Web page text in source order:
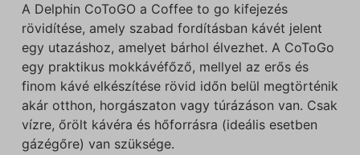
A Delphin CoToGO a Coffee to go kifejezés
rövidítése, amely szabad fordításban kávét jelent
egy utazáshoz, amelyet bárhol élvezhet. A CoToGo
egy praktikus mokkávéfőző, mellyel az erős és
finom kávé elkészítése rövid időn belül megtörténik
akár otthon, horgászaton vagy túrázáson van. Csak
vízre, őrölt kávéra és hőforrásra (ideális esetben
gázégőre) van szüksége.